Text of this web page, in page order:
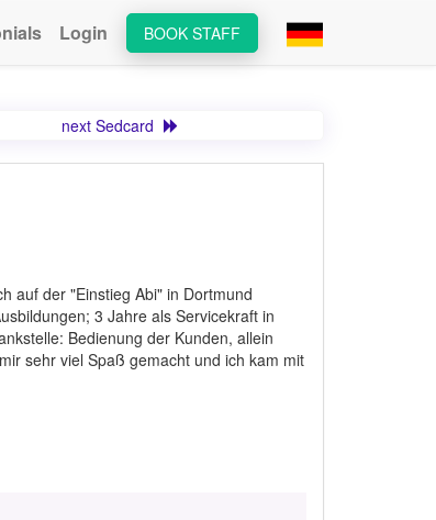
BOOK STAFF
Login
next Sedcard
auf der "Einstieg Abi" in Dortmund
3 Jahre als Servicekraft in
Bedienung der Kunden, allein
sehr viel Spaß gemacht und ich kam mit